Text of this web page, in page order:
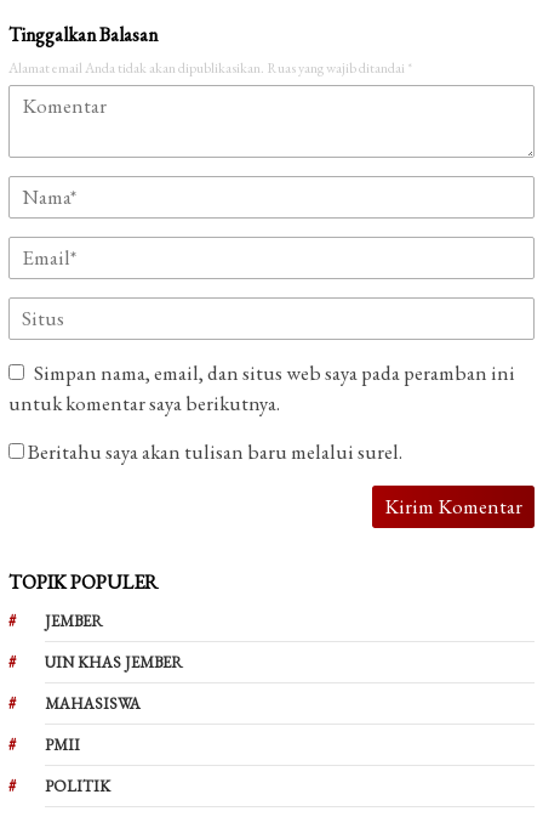
Tinggalkan Balasan
Alamat email Anda tidak akan dipublikasikan. Ruas yang wajib ditandai *
Simpan nama, email, dan situs web saya pada peramban ini
untuk komentar saya berikutnya.
Beritahu saya akan tulisan baru melalui surel.
TOPIK POPULER
JEMBER
UIN KHAS JEMBER
MAHASISWA
PMII
POLITIK